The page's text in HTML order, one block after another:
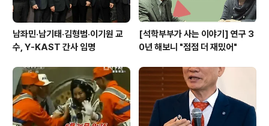
남좌민·남기태·김형범·이기원 교
수, Y-KAST 간사 임명
[석학부부가 사는 이야기] 연구 3
0년 해보니 "점점 더 재밌어"